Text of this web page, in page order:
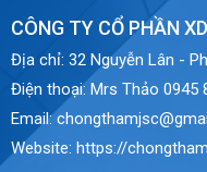
CÔNG TY CỔ PHẦN
Địa chỉ: 32 Nguyễn Lân -
Điện thoại: Mrs Thảo 0945
Email:
Website: https://